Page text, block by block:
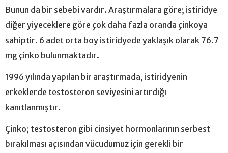
Bunun da bir sebebi vardır. Araştırmalara göre; istiridye
diğer yiyeceklere göre çok daha fazla oranda çinkoya
sahiptir. 6 adet orta boy istiridyede yaklaşık olarak 76.7
mg çinko bulunmaktadır.
1996 yılında yapılan bir araştırmada, istiridyenin
erkeklerde testosteron seviyesini artırdığı
kanıtlanmıştır.
Çinko; testosteron gibi cinsiyet hormonlarının serbest
bırakılması açısından vücudumuz için gerekli bir